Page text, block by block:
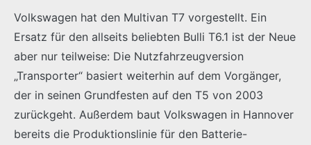
Volkswagen hat den Multivan T7 vorgestellt. Ein
Ersatz für den allseits beliebten Bulli T6.1 ist der Neue
aber nur teilweise: Die Nutzfahrzeugversion
„Transporter“ basiert weiterhin auf dem Vorgänger,
der in seinen Grundfesten auf den T5 von 2003
zurückgeht. Außerdem baut Volkswagen in Hannover
bereits die Produktionslinie für den Batterie-